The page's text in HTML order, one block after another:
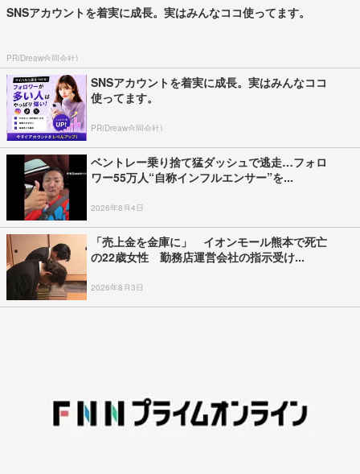
SNSアカウントを着実に成長。実はみんなココ使ってます。
PR(Dreaw合同会社)
SNSアカウントを着実に成長。実はみんなココ
使ってます。
PR(Dreaw合同会社)
ベントレー乗り捨て猛ダッシュで逃走…フォロ
ワー55万人“自称インフルエンサー”を...
2026年8月4日
「売上金を金庫に」 イオンモール熊本で死亡
の22歳女性 勤務店運営会社の指示受け...
2026年8月3日